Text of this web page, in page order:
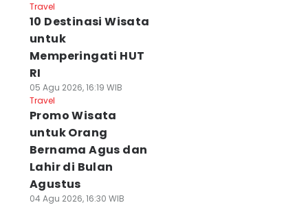
Travel
10 Destinasi Wisata
untuk
Memperingati HUT
RI
05 Agu 2026, 16:19 WIB
Travel
Promo Wisata
untuk Orang
Bernama Agus dan
Lahir di Bulan
Agustus
04 Agu 2026, 16:30 WIB